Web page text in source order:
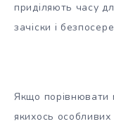
приділяють часу
зачіски і
Якщо порівнювати
якихось